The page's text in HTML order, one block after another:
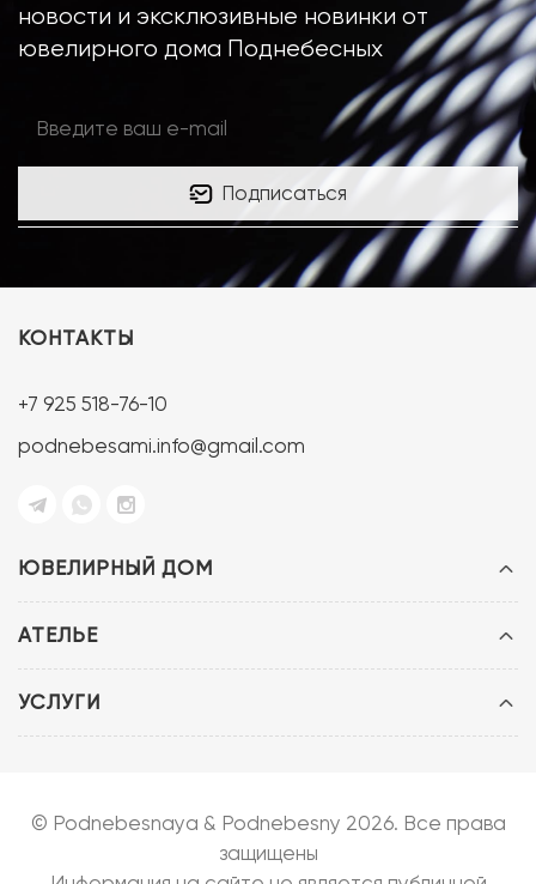
новости и эксклюзивные новинки от
ювелирного дома Поднебесных
Подписаться
ЮВЕЛИРНЫЙ ДОМ
АТЕЛЬЕ
УСЛУГИ
КОНТАКТЫ
+7 925 518-76-10
podnebesami.info@gmail.com
© Podnebesnaya & Podnebesny 2026. Все права
защищены